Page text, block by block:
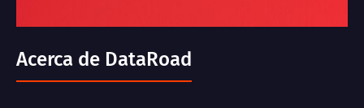
Acerca de DataRoad